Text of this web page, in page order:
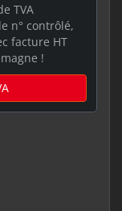
TVA
n° contrôlé,
facture HT
!